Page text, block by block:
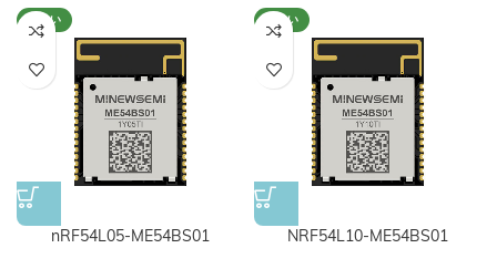
新しい
nRF54L05-ME54BS01
新しい
NRF54L10-ME54BS01